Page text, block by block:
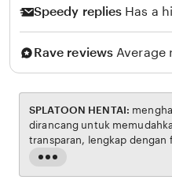
Speedy replies Has a
Rave reviews Average
Read
the
SPLATOON HENTAI:
dirancang untuk memudahkan pemain menikmati
transparan, lengkap dengan fitur login cepat dan navigasi yang ramah pengguna. Setiap
transaksi dijamin aman, sementara update hasil dan informasi permainan